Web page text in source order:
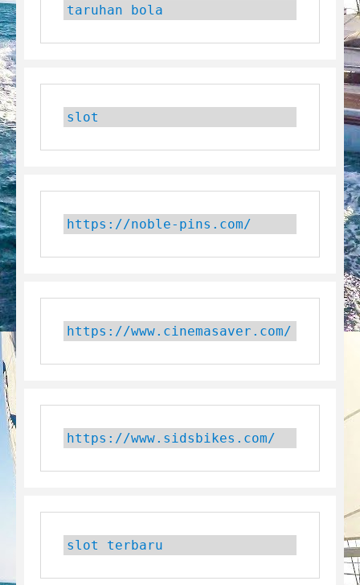
taruhan bola
slot
https://noble-pins.com/
https://www.cinemasaver.com/
https://www.sidsbikes.com/
slot terbaru